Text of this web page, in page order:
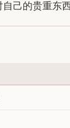
己的贵重东